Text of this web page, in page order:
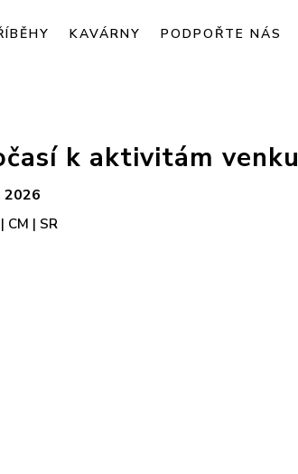
KAVÁRNY PODPOŘTE NÁS
k aktivitám venku
2026
| SR